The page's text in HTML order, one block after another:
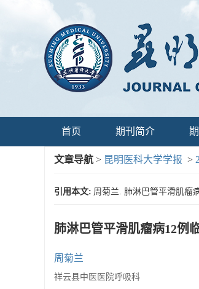
首页 期刊简介
文章导航 > 昆明医科大学学报 >
引用本文: 周菊兰. 肺淋巴管平滑肌瘤
肺淋巴管平滑肌瘤病12例
周菊兰
祥云县中医医院呼吸科